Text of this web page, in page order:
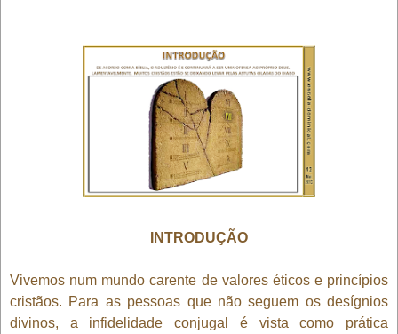
INTRODUÇÃO
Vivemos num mundo carente de valores éticos e princípios
cristãos. Para as pessoas que não seguem os desígnios
divinos, a infidelidade conjugal é vista como prática